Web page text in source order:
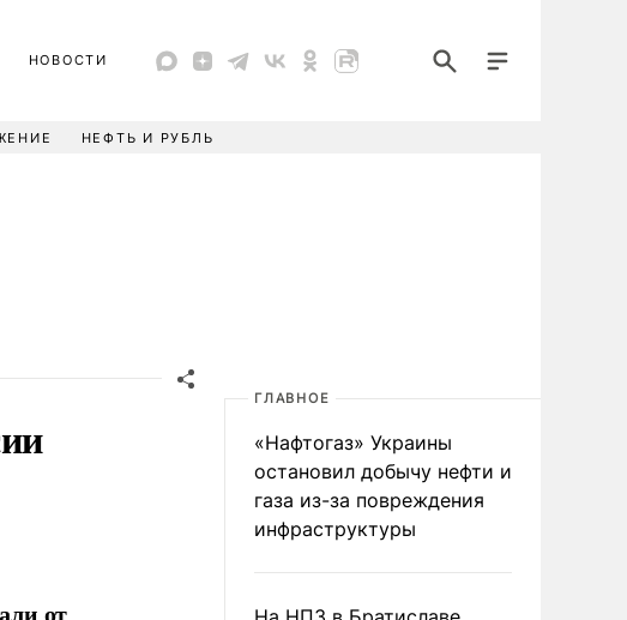
НОВОСТИ
НЕФТЬ И РУБЛЬ
ГЛАВНОЕ
«Нафтогаз» Украины
остановил добычу нефти и
газа из-за повреждения
инфраструктуры